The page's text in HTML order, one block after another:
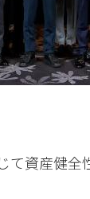
て資産健